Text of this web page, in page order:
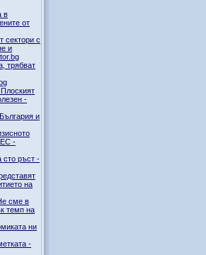
в
от
сектори с
и
трябват
-
и
ЕС -
сто ръст -
на
сме в
темп на
ни
-